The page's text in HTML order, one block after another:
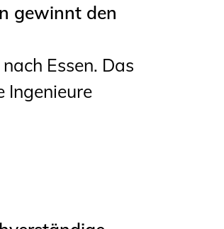
gewinnt den
Essen. Das
Ingenieure